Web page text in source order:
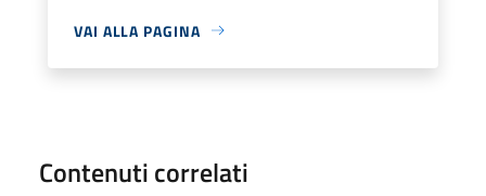
VAI ALLA PAGINA
Contenuti correlati